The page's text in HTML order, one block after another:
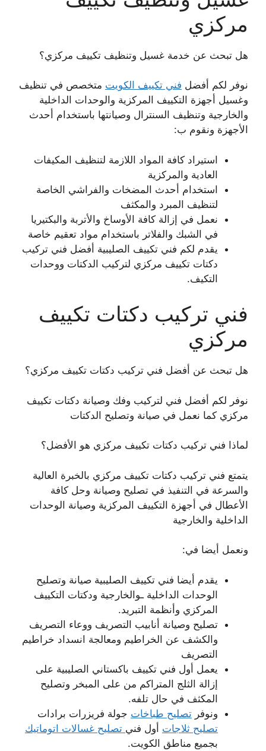
مركزي
هل تبحث عن خدمة غسيل وتنظيف تكييف مركزي؟
نوفر لكم أفضل فني تكييف الكويت متخصص في تنظيف
وغسيل أجهزة التكييف المركزية والوحدات الداخلية
والخارجية وتنظيف السنترال وصيانتها باستخدام أحدث
الأجهزة ونقوم ب:
استيراد كافة المواد اللازمة لتنظيف المكيفات
العادية والمركزية
استخدام أحدث المضخات والفراشي الخاصة
لتنظيف المبرد والمكثف
نعمل في إزالة كافة الأوساخ والأتربة والبكتيريا
في الشبك والفلاتر باستخدام مواد تعقيم خاصة
يقدم لكم فني تكييف الصليبية أفضل فني تركيب
دكتات تكييف مركزي لتركيب الدكتات ووحدات
التكيف.
فني تركيب دكتات تكييف
مركزي
هل تبحث عن أفضل فني تركيب دكتات تكييف مركزي؟
نوفر لكم أفضل فني لتركيب وفك وصيانة دكتات تكييف
مركزي كما نعمل في صيانة وتصليح الدكتات
لماذا فني تركيب دكتات تكييف مركزي هو الأفضل؟
يتمتع فني تركيب دكتات تكييف مركزي بالخبرة العالية
والسرعة في التنفيذ في تصليح وصيانة وحل كافة
الأعطال في أجهزة التكييف المركزية وصيانة الوحدات
الداخلية والخارجية
ونعمل أيضا في:
يقدم أيضا فني تكييف الصليبية صيانة وتصليح
الوحدات الداخلية ـوالخارجية ودكتات التكييف
المركزي وأنظمة التبريد.
تصليح وصيانة أنابيب التصريف ووعاء التصريف
والكشف عن الخراطيم ومعالجة انسداد خراطيم
التصريف
يعمل أول فني تكييف باكستاني الصليبية على
إزالة الثلج المتراكم من على المبخر وتصليح
المكثف في حال تلفه.
ونوفر تصليح طباخات جولة فريزرات برادات
تصليح ثلاجات أول فني تصليح غسالات اتوماتيك
بجميع مناطق الكويت.